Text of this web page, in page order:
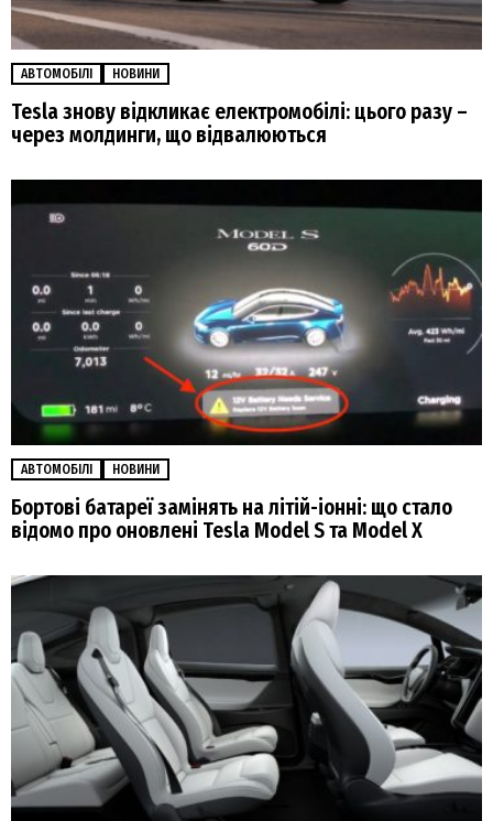
АВТОМОБІЛІ НОВИНИ
Tesla знову відкликає електромобілі: цього разу –
через молдинги, що відвалюються
АВТОМОБІЛІ НОВИНИ
Бортові батареї замінять на літій-іонні: що стало
відомо про оновлені Tesla Model S та Model X